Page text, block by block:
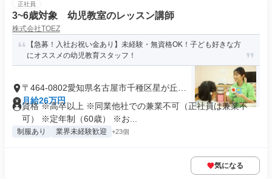
正社員
3~6歳対象 幼児教室のレッスン講師
株式会社TOEZ
【急募！入社お祝い金あり】未経験・無資格OK！子ども好きな方
にオススメの幼児教育スタッフ！
〒464-0802愛知県名古屋市千種区星が丘元
町
月給26万円
資格 ※高卒以上 ※同業他社での兼業不可（正社員は兼業不
可） ※定年制（60歳） ※お...
制服あり 業界未経験歓迎 +23個
気になる